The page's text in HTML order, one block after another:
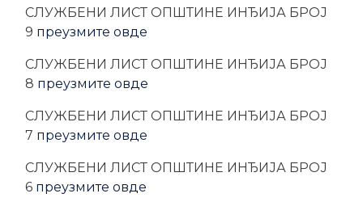
CЛУЖБЕНИ ЛИСТ ОПШТИНЕ ИНЂИЈА БРОЈ
9 преузмите овде
CЛУЖБЕНИ ЛИСТ ОПШТИНЕ ИНЂИЈА БРОЈ
8 преузмите овде
CЛУЖБЕНИ ЛИСТ ОПШТИНЕ ИНЂИЈА БРОЈ
7 преузмите овде
CЛУЖБЕНИ ЛИСТ ОПШТИНЕ ИНЂИЈА БРОЈ
6 преузмите овде